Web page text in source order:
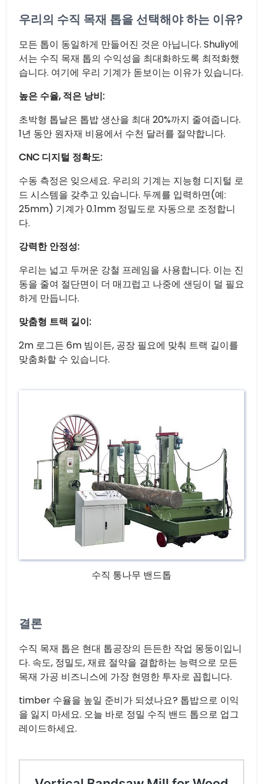
우리의 수직 목재 톱을 선택해야 하는 이유?
모든 톱이 동일하게 만들어진 것은 아닙니다. Shuliy에
서는 수직 목재 톱의 수익성을 최대화하도록 최적화했
습니다. 여기에 우리 기계가 돋보이는 이유가 있습니다.
높은 수율, 적은 낭비:
초박형 톱날은 톱밥 생산을 최대 20%까지 줄여줍니다.
1년 동안 원자재 비용에서 수천 달러를 절약합니다.
CNC 디지털 정확도:
수동 측정은 잊으세요. 우리의 기계는 지능형 디지털 로
드 시스템을 갖추고 있습니다. 두께를 입력하면(예:
25mm) 기계가 0.1mm 정밀도로 자동으로 조정합니
다.
강력한 안정성:
우리는 넓고 두꺼운 강철 프레임을 사용합니다. 이는 진
동을 줄여 절단면이 더 매끄럽고 나중에 샌딩이 덜 필요
하게 만듭니다.
맞춤형 트랙 길이:
2m 로그든 6m 빔이든, 공장 필요에 맞춰 트랙 길이를
맞춤화할 수 있습니다.
수직 통나무 밴드톱
결론
수직 목재 톱은 현대 톱공장의 든든한 작업 몽둥이입니
다. 속도, 정밀도, 재료 절약을 결합하는 능력으로 모든
목재 가공 비즈니스에 가장 현명한 투자로 꼽힙니다.
timber 수율을 높일 준비가 되셨나요? 톱밥으로 이익
을 잃지 마세요. 오늘 바로 정밀 수직 밴드 톱으로 업그
레이드하세요.